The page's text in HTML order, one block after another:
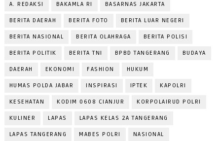
A. REDAKSI BAKAMLA RI BASARNAS JAKARTA
BERITA DAERAH BERITA FOTO BERITA LUAR NEGERI
BERITA NASIONAL BERITA OLAHRAGA BERITA POLISI
BERITA POLITIK BERITA TNI BPBD TANGERANG BUDAYA
DAERAH EKONOMI FASHION HUKUM
HUMAS POLDA JABAR INSPIRASI IPTEK KAPOLRI
KESEHATAN KODIM 0608 CIANJUR KORPOLAIRUD POLRI
KULINER LAPAS LAPAS KELAS 2A TANGERANG
LAPAS TANGERANG MABES POLRI NASIONAL